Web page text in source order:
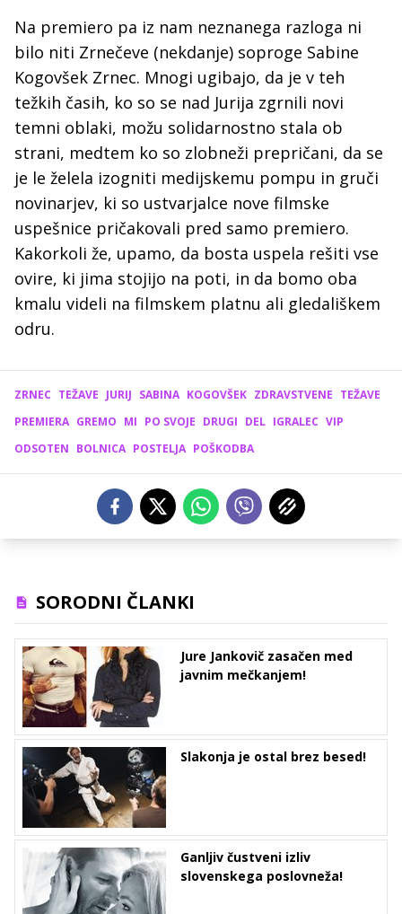
Na premiero pa iz nam neznanega razloga ni
bilo niti Zrnečeve (nekdanje) soproge Sabine
Kogovšek Zrnec. Mnogi ugibajo, da je v teh
težkih časih, ko so se nad Jurija zgrnili novi
temni oblaki, možu solidarnostno stala ob
strani, medtem ko so zlobneži prepričani, da se
je le želela izogniti medijskemu pompu in gruči
novinarjev, ki so ustvarjalce nove filmske
uspešnice pričakovali pred samo premiero.
Kakorkoli že, upamo, da bosta uspela rešiti vse
ovire, ki jima stojijo na poti, in da bomo oba
kmalu videli na filmskem platnu ali gledališkem
odru.
ZRNEC TEŽAVE JURIJ SABINA KOGOVŠEK ZDRAVSTVENE TEŽAVE
PREMIERA GREMO MI PO SVOJE DRUGI DEL IGRALEC VIP
ODSOTEN BOLNICA POSTELJA POŠKODBA
SORODNI ČLANKI
Jure Jankovič zasačen med
javnim mečkanjem!
Slakonja je ostal brez besed!
Ganljiv čustveni izliv
slovenskega poslovneža!